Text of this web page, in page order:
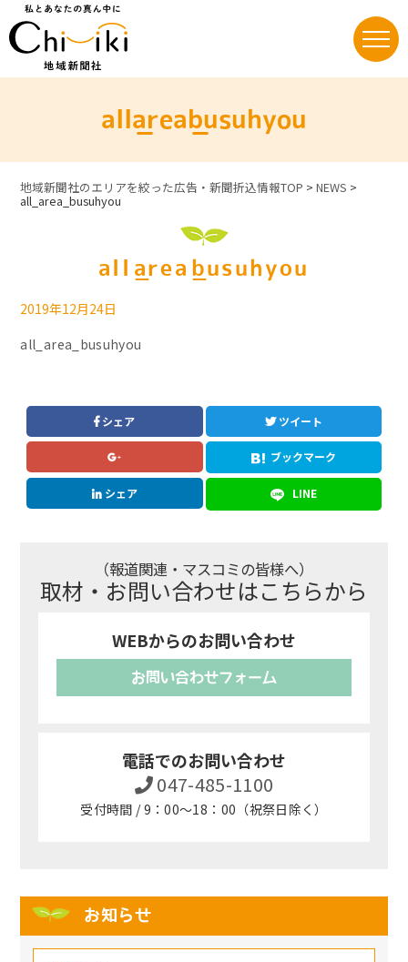
all_area_busuhyou
地域新聞社のエリアを絞った広告・新聞折込情報TOP >NEWS >
all_area_busuhyou
all_area_busuhyou
2019年12月24日
all_area_busuhyou
シェア ツイート
ブックマーク
シェア LINE
（報道関連・マスコミの皆様へ）
取材・お問い合わせはこちらから
WEBからのお問い合わせ
お問い合わせフォーム
電話でのお問い合わせ
047-485-1100
受付時間 / 9：00～18：00（祝祭日除く）
お知らせ